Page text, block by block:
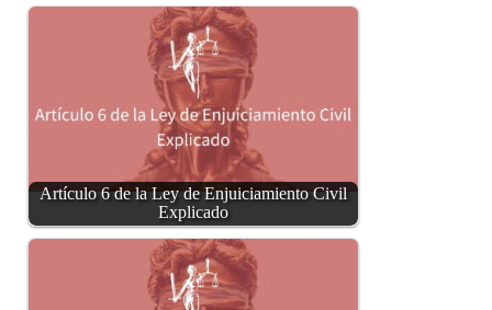
Artículo 6 de la Ley de Enjuiciamiento Civil
Explicado